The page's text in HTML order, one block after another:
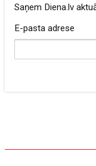
Saņem Diena.lv
E-pasta adrese